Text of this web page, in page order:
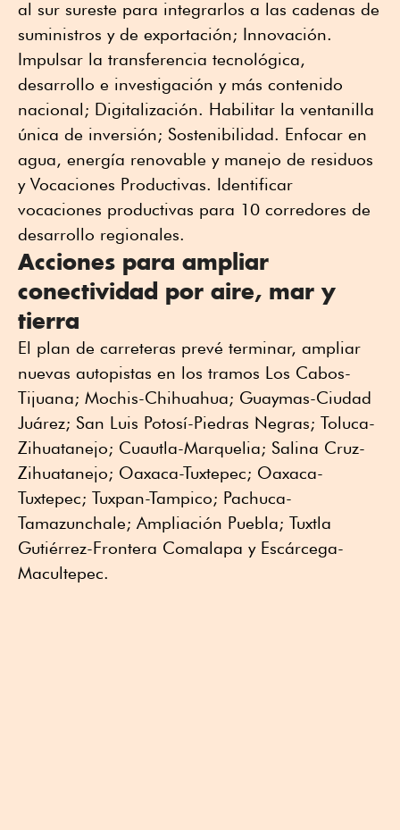
al sur sureste para integrarlos a las cadenas de
suministros y de exportación; Innovación.
Impulsar la transferencia tecnológica,
desarrollo e investigación y más contenido
nacional; Digitalización. Habilitar la ventanilla
única de inversión; Sostenibilidad. Enfocar en
agua, energía renovable y manejo de residuos
y Vocaciones Productivas. Identificar
vocaciones productivas para 10 corredores de
desarrollo regionales.
Acciones para ampliar
conectividad por aire, mar y
tierra
El plan de carreteras prevé terminar, ampliar
nuevas autopistas en los tramos Los Cabos-
Tijuana; Mochis-Chihuahua; Guaymas-Ciudad
Juárez; San Luis Potosí-Piedras Negras; Toluca-
Zihuatanejo; Cuautla-Marquelia; Salina Cruz-
Zihuatanejo; Oaxaca-Tuxtepec; Oaxaca-
Tuxtepec; Tuxpan-Tampico; Pachuca-
Tamazunchale; Ampliación Puebla; Tuxtla
Gutiérrez-Frontera Comalapa y Escárcega-
Macultepec.